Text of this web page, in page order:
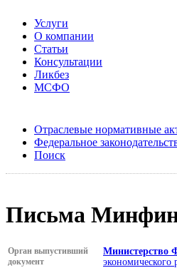
Услуги
О компании
Статьи
Консультации
Ликбез
МСФО
Отраслевые нормативные
Федеральное
Поиск
Письма
Орган выпустивший
документ
Министерство
экономического